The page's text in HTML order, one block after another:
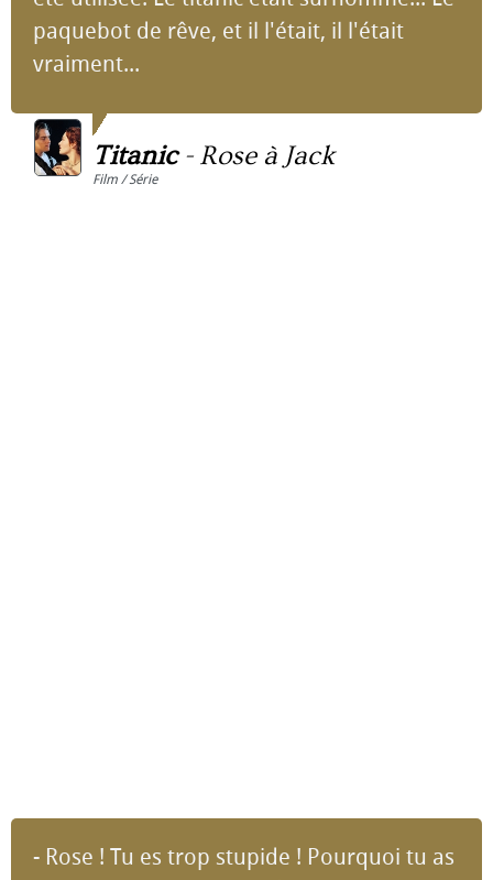
paquebot de rêve, et il l'était, il l'était
vraiment...
Titanic- Rose à Jack
Film / Série
- Rose ! Tu es trop stupide ! Pourquoi tu as